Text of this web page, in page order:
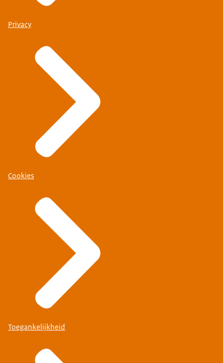
Privacy
Cookies
Toegankelijkheid